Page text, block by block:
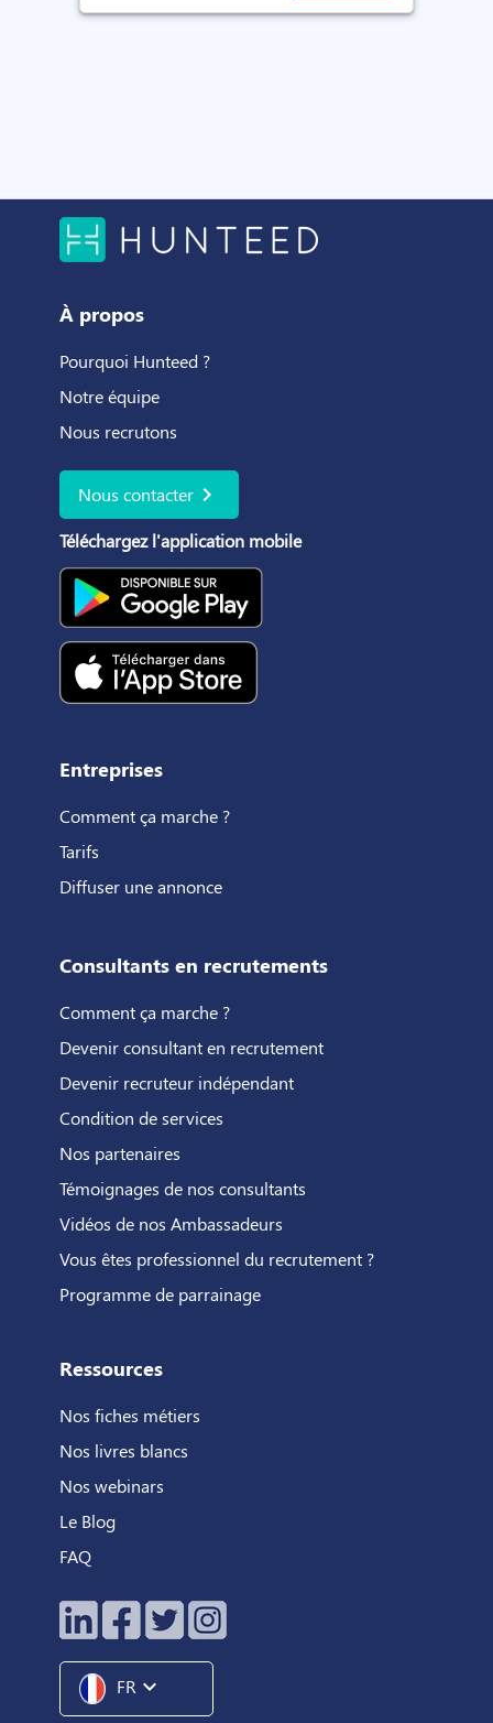
À propos
Pourquoi Hunteed ?
Notre équipe
Nous recrutons
Nous contacter chevron_right
Téléchargez l'application mobile
Entreprises
Comment ça marche ?
Tarifs
Diffuser une annonce
Consultants en recrutements
Comment ça marche ?
Devenir consultant en recrutement
Devenir recruteur indépendant
Condition de services
Nos partenaires
Témoignages de nos consultants
Vidéos de nos Ambassadeurs
Vous êtes professionnel du recrutement ?
Programme de parrainage
Ressources
Nos fiches métiers
Nos livres blancs
Nos webinars
Le Blog
FAQ
FR expand_more